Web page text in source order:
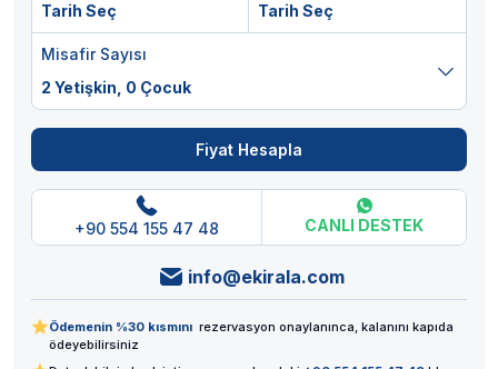
Tarih Seç
Tarih Seç
Misafir Sayısı
2 Yetişkin, 0 Çocuk
Fiyat Hesapla
+90 554 155 47 48 CANLI DESTEK
info@ekirala.com
Ödemenin %30 kısmını rezervasyon onaylanınca, kalanını kapıda
ödeyebilirsiniz